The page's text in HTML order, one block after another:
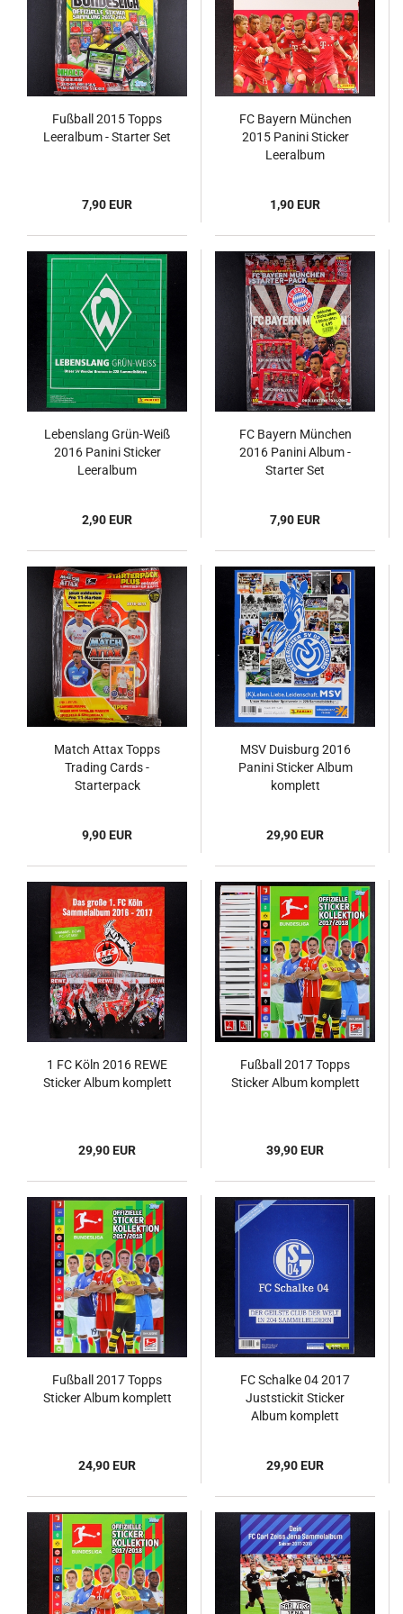
Fußball 2015 Topps
Leeralbum - Starter Set
7,90 EUR
FC Bayern München
2015 Panini Sticker
Leeralbum
1,90 EUR
Lebenslang Grün-Weiß
2016 Panini Sticker
Leeralbum
2,90 EUR
FC Bayern München
2016 Panini Album -
Starter Set
7,90 EUR
Match Attax Topps
Trading Cards -
Starterpack
9,90 EUR
MSV Duisburg 2016
Panini Sticker Album
komplett
29,90 EUR
1 FC Köln 2016 REWE
Sticker Album komplett
29,90 EUR
Fußball 2017 Topps
Sticker Album komplett
39,90 EUR
Fußball 2017 Topps
Sticker Album komplett
24,90 EUR
FC Schalke 04 2017
Juststickit Sticker
Album komplett
29,90 EUR